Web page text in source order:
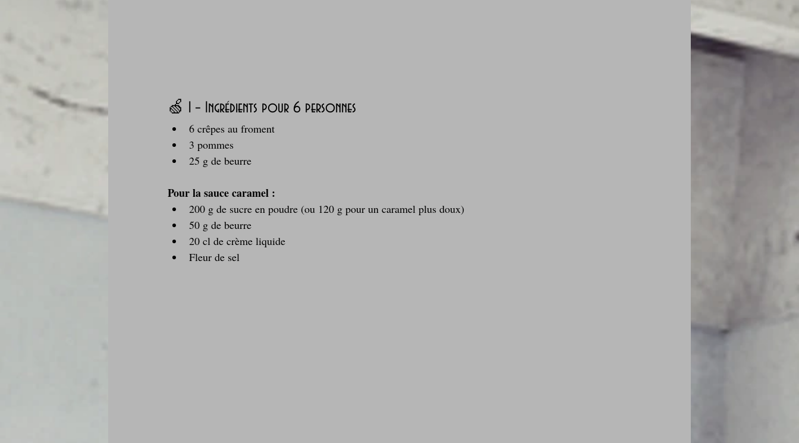
🍏 1 – Ingrédients pour 6 personnes
6 crêpes au froment
3 pommes
25 g de beurre
Pour la sauce caramel :
200 g de sucre en poudre (ou 120 g pour un caramel plus doux)
50 g de beurre
20 cl de crème liquide
Fleur de sel